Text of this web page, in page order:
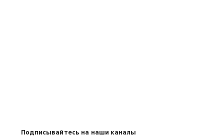
Подписывайтесь на наши каналы